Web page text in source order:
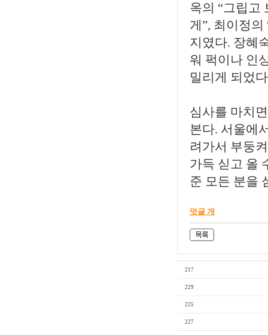
옥의 “그립고
게”, 최이정
지였다. 장혜
워 퍽이나 인
밀리게 되었
심사를 마치
본다. 서울에
려가서 부둥
가득 싣고 올
준 모든 분을
덧글 개
217
229
225
227